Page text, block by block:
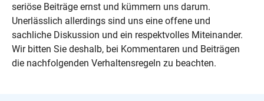
seriöse Beiträge ernst und kümmern uns darum.
Unerlässlich allerdings sind uns eine offene und
sachliche Diskussion und ein respektvolles Miteinander.
Wir bitten Sie deshalb, bei Kommentaren und Beiträgen
die nachfolgenden Verhaltensregeln zu beachten.